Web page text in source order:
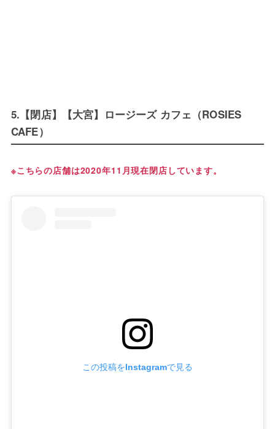
5.【閉店】【大宮】ロージーズ カフェ（ROSIES
CAFE）
※こちらの店舗は2020年11月現在閉店しています。
この投稿をInstagramで見る